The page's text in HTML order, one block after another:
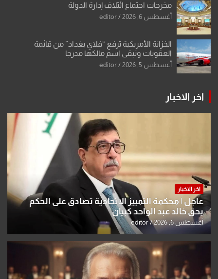
مخرجات اجتماع ائتلاف إدارة الدولة
أغسطس 6, 2026 editor
الخزانة الأمريكية ترفع “فلاي بغداد” من قائمة
العقوبات وتبقي اسم مالكها مدرجا
أغسطس 5, 2026 editor
اخر الاخبار
اخر الاخبار
عاجل | محكمة التمييز الاتحادية تصادق على الحكم
بحق خالد عبد الواحد كبيان
أغسطس 6, 2026 editor